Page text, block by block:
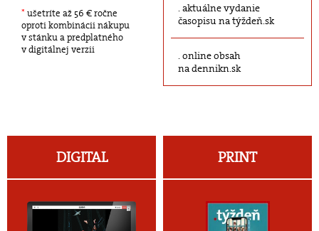
* ušetríte až 56 € ročne
oproti kombinácii nákupu
v stánku a predplatného
v digitálnej verzii
aktuálne vydanie
časopisu na týždeň.sk
online obsah
na dennikn.sk
DIGITAL PRINT